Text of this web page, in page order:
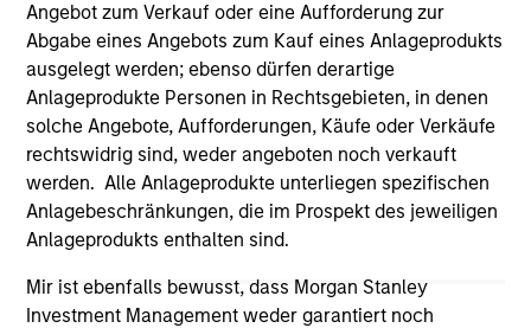
Angebot zum Verkauf oder eine Aufforderung zur
Abgabe eines Angebots zum Kauf eines Anlageprodukts
ausgelegt werden; ebenso dürfen derartige
Anlageprodukte Personen in Rechtsgebieten, in denen
solche Angebote, Aufforderungen, Käufe oder Verkäufe
rechtswidrig sind, weder angeboten noch verkauft
werden. Alle Anlageprodukte unterliegen spezifischen
Anlagebeschränkungen, die im Prospekt des jeweiligen
Anlageprodukts enthalten sind.
Mir ist ebenfalls bewusst, dass Morgan Stanley
Investment Management weder garantiert noch
Morgan Stanley